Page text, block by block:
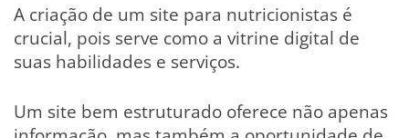
A criação de um site para nutricionistas é
crucial, pois serve como a vitrine digital de
suas habilidades e serviços.
Um site bem estruturado oferece não apenas